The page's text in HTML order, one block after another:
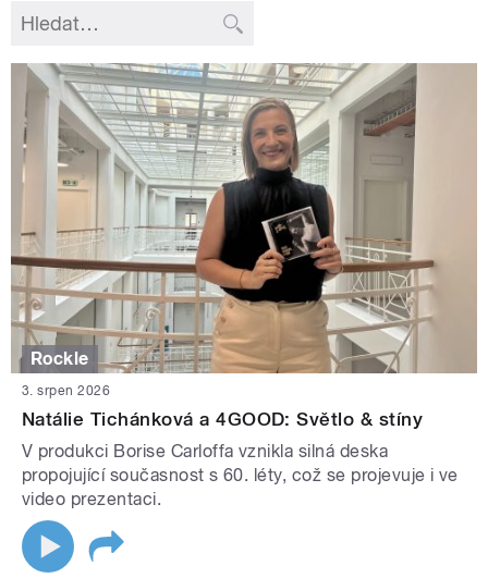
Rockle
3. srpen 2026
Natálie Tichánková a 4GOOD: Světlo & stíny
V produkci Borise Carloffa vznikla silná deska
propojující současnost s 60. léty, což se projevuje i ve
video prezentaci.